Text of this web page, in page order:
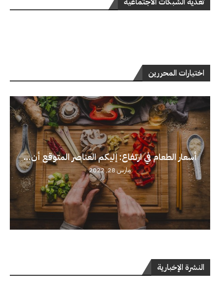
اختيارات المحررين
أسعار الطعام في ارتفاع: إليكم العناصر المتوقع أن...
مارس 28, 2022
النشرة الإخبارية